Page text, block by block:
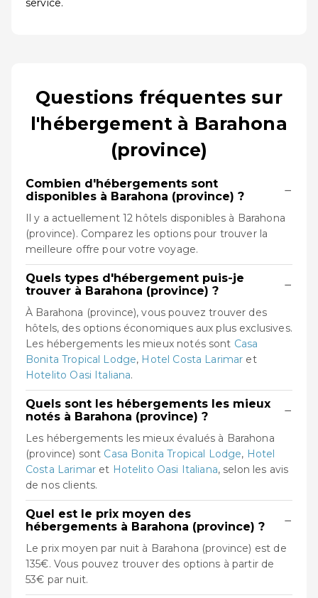
service.
Questions fréquentes sur
l'hébergement à Barahona
(province)
Combien d'hébergements sont
disponibles à Barahona (province) ?
−
Il y a actuellement 12 hôtels disponibles à Barahona
(province). Comparez les options pour trouver la
meilleure offre pour votre voyage.
Quels types d'hébergement puis-je
trouver à Barahona (province) ?
−
À Barahona (province), vous pouvez trouver des
hôtels, des options économiques aux plus exclusives.
Les hébergements les mieux notés sont Casa
Bonita Tropical Lodge, Hotel Costa Larimar et
Hotelito Oasi Italiana.
Quels sont les hébergements les mieux
notés à Barahona (province) ?
−
Les hébergements les mieux évalués à Barahona
(province) sont Casa Bonita Tropical Lodge, Hotel
Costa Larimaret Hotelito Oasi Italiana, selon les avis
de nos clients.
Quel est le prix moyen des
hébergements à Barahona (province) ?
−
Le prix moyen par nuit à Barahona (province) est de
135€. Vous pouvez trouver des options à partir de
53€ par nuit.